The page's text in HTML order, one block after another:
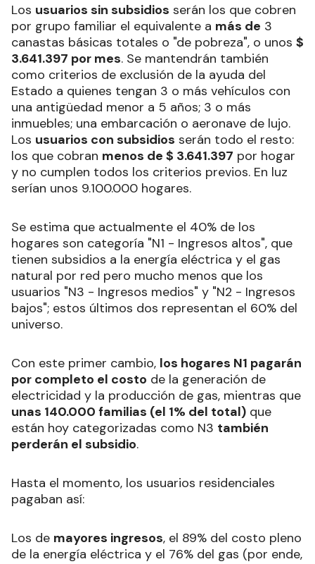
Los usuarios sin subsidios serán los que cobren
por grupo familiar el equivalente a más de 3
canastas básicas totales o "de pobreza", o unos $
3.641.397 por mes. Se mantendrán también
como criterios de exclusión de la ayuda del
Estado a quienes tengan 3 o más vehículos con
una antigüedad menor a 5 años; 3 o más
inmuebles; una embarcación o aeronave de lujo.
Los usuarios con subsidios serán todo el resto:
los que cobran menos de $ 3.641.397 por hogar
y no cumplen todos los criterios previos. En luz
serían unos 9.100.000 hogares.
Se estima que actualmente el 40% de los
hogares son categoría "N1 - Ingresos altos", que
tienen subsidios a la energía eléctrica y el gas
natural por red pero mucho menos que los
usuarios "N3 - Ingresos medios" y "N2 - Ingresos
bajos"; estos últimos dos representan el 60% del
universo.
Con este primer cambio, los hogares N1 pagarán
por completo el costo de la generación de
electricidad y la producción de gas, mientras que
unas 140.000 familias (el 1% del total) que
están hoy categorizadas como N3 también
perderán el subsidio.
Hasta el momento, los usuarios residenciales
pagaban así:
Los de mayores ingresos, el 89% del costo pleno
de la energía eléctrica y el 76% del gas (por ende,